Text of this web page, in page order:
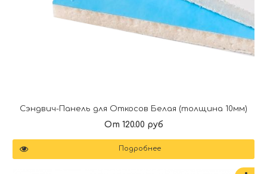
Сэндвич-Панель для Откосов Белая (толщина 10мм)
От 120.00 руб
Подробнее